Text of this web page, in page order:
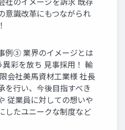
意識改⾰にもつながられ
例③ 業界のイメージとは
異彩を放ち ⾒事採⽤！ 輸
会社美⾺資材⼯業様 社⻑
を⾏い、今後⽬指すべき
従業員に対しての想いや
したユニークな制度など